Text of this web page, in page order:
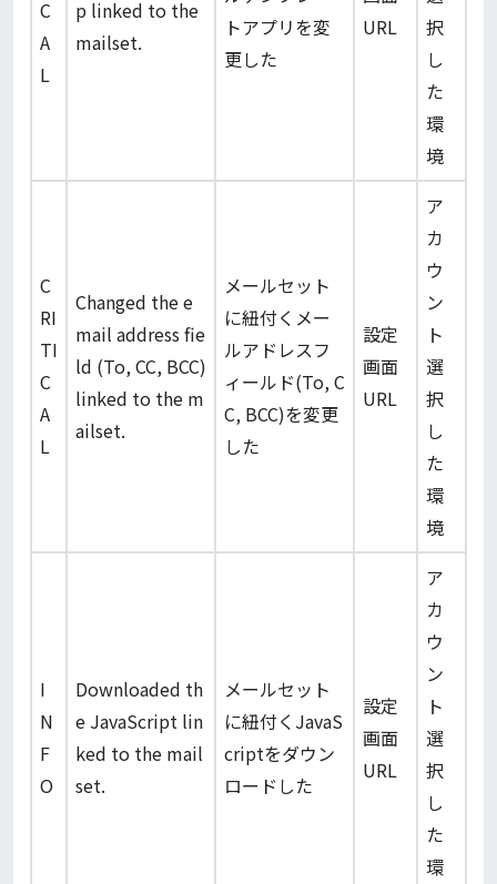
C
A
L
p linked to the
mailset.
トアプリを変
更した
URL
択
し
た
環
境
C
RI
TI
C
A
L
Changed the e
mail address fie
ld (To, CC, BCC)
linked to the m
ailset.
メールセット
に紐付くメー
ルアドレスフ
ィールド(To, C
C, BCC)を変更
した
設定
画面
URL
ア
カ
ウ
ン
ト
選
択
し
た
環
境
I
N
F
O
Downloaded th
e JavaScript lin
ked to the mail
set.
メールセット
に紐付くJavaS
criptをダウン
ロードした
設定
画面
URL
ア
カ
ウ
ン
ト
選
択
し
た
環